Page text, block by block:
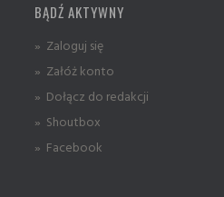
BĄDŹ AKTYWNY
» Zaloguj się
» Załóż konto
» Dołącz do redakcji
» Shoutbox
» Facebook